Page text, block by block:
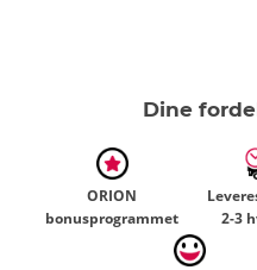
Dine
ORION
bonusprogrammet
2-3